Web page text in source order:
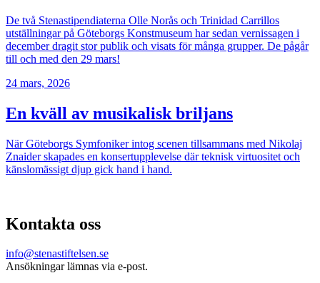
De två Stenastipendiaterna Olle Norås och Trinidad Carrillos
utställningar på Göteborgs Konstmuseum har sedan vernissagen i
december dragit stor publik och visats för många grupper. De pågår
till och med den 29 mars!
24 mars, 2026
En kväll av musikalisk briljans
När Göteborgs Symfoniker intog scenen tillsammans med Nikolaj
Znaider skapades en konsertupplevelse där teknisk virtuositet och
känslomässigt djup gick hand i hand.
Kontakta oss
info@stenastiftelsen.se
Ansökningar lämnas via e-post.